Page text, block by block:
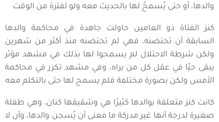
والدها، أو حتى يُسمحُ لها بالحديث معه ولو لفترة من الوقت
كنز الفتاة ذو العامين حاولت جاهدة في محاكمة والدها
السابقة أن تحتضنه، فهي لم تحتضنه منذ أكثر من شهرين
ولكن شرطة الاحتلال لم يسمحوا لها بذلك في مشهد مؤثر
يبقى حيًا في عقل كل من يراه، وفي مشهد تكرر في محاكمة
الأمس ولكن بصورة مختلفة فلم يسمح لها حتى بالتكلم معه
كانت كنز متعلقة بوالدها كثيرًا هي وشقيقها كنان، وهي طفلة
صغيرة لدرجة أنها غير مدركة ما معنى أن يُسجن والدها، وأن لا